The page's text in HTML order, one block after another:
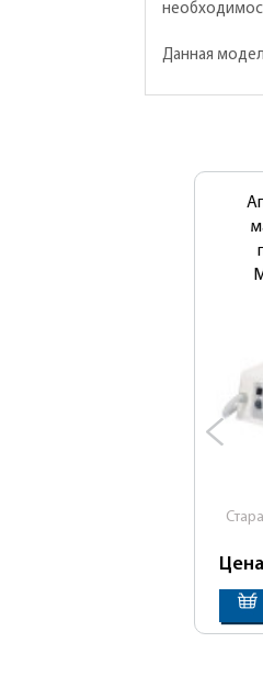
Данная